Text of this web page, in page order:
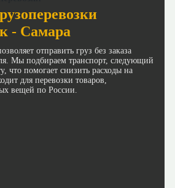
- Самара
отправить груз без заказа
Мы подбираем транспорт, следующий
что помогает снизить расходы на
для перевозки товаров,
вещей по России.